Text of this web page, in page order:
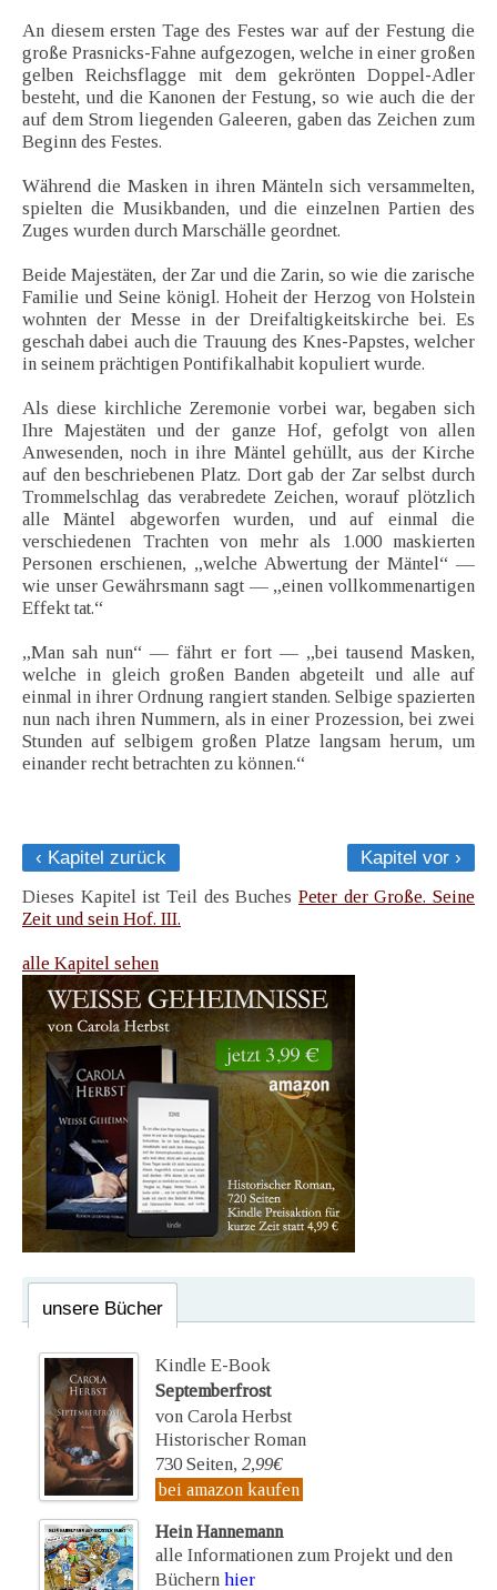
An diesem ersten Tage des Festes war auf der Festung die
große Prasnicks-Fahne aufgezogen, welche in einer großen
gelben Reichsflagge mit dem gekrönten Doppel-Adler
besteht, und die Kanonen der Festung, so wie auch die der
auf dem Strom liegenden Galeeren, gaben das Zeichen zum
Beginn des Festes.
Während die Masken in ihren Mänteln sich versammelten,
spielten die Musikbanden, und die einzelnen Partien des
Zuges wurden durch Marschälle geordnet.
Beide Majestäten, der Zar und die Zarin, so wie die zarische
Familie und Seine königl. Hoheit der Herzog von Holstein
wohnten der Messe in der Dreifaltigkeitskirche bei. Es
geschah dabei auch die Trauung des Knes-Papstes, welcher
in seinem prächtigen Pontifikalhabit kopuliert wurde.
Als diese kirchliche Zeremonie vorbei war, begaben sich
Ihre Majestäten und der ganze Hof, gefolgt von allen
Anwesenden, noch in ihre Mäntel gehüllt, aus der Kirche
auf den beschriebenen Platz. Dort gab der Zar selbst durch
Trommelschlag das verabredete Zeichen, worauf plötzlich
alle Mäntel abgeworfen wurden, und auf einmal die
verschiedenen Trachten von mehr als 1.000 maskierten
Personen erschienen, „welche Abwertung der Mäntel“ —
wie unser Gewährsmann sagt — „einen vollkommenartigen
Effekt tat.“
„Man sah nun“ — fährt er fort — „bei tausend Masken,
welche in gleich großen Banden abgeteilt und alle auf
einmal in ihrer Ordnung rangiert standen. Selbige spazierten
nun nach ihren Nummern, als in einer Prozession, bei zwei
Stunden auf selbigem großen Platze langsam herum, um
einander recht betrachten zu können.“
‹ Kapitel zurück
Kapitel vor ›
Dieses Kapitel ist Teil des Buches Peter der Große. Seine
Zeit und sein Hof. III.
alle Kapitel sehen
unsere Bücher
Kindle E-Book
Septemberfrost
von Carola Herbst
Historischer Roman
730 Seiten, 2,99€
bei amazon kaufen
Hein Hannemann
alle Informationen zum Projekt und den
Büchern hier